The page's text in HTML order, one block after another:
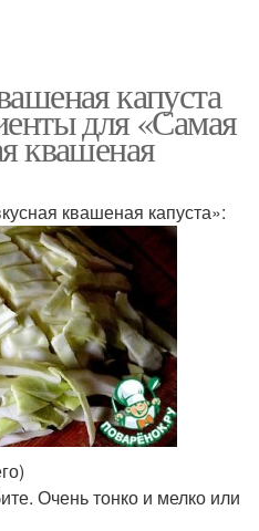
капуста
для «Самая
квашеная
квашеная капуста»:
Очень тонко и мелко или